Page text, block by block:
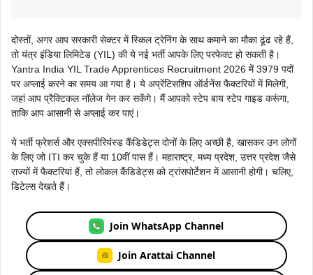
दोस्तों, अगर आप सरकारी सेक्टर में स्किल ट्रेनिंग के साथ कमाने का मौका ढूंढ रहे हैं,
तो यंत्र इंडिया लिमिटेड (YIL) की ये नई भर्ती आपके लिए परफेक्ट हो सकती है।
Yantra India YIL Trade Apprentices Recruitment 2026 में 3979 पदों
पर अप्लाई करने का समय आ गया है। ये अप्रेंटिसशिप ऑर्डनेंस फैक्टरियों में मिलेगी,
जहां आप प्रैक्टिकल नॉलेज गेन कर सकेंगे। मैं आपको स्टेप बाय स्टेप गाइड करूंगा,
ताकि आप आसानी से अप्लाई कर पाएं।
ये भर्ती फ्रेशर्स और एक्सपीरियंस्ड कैंडिडेट्स दोनों के लिए अच्छी है, खासकर उन लोगों
के लिए जो ITI कर चुके हैं या 10वीं पास हैं। महाराष्ट्र, मध्य प्रदेश, उत्तर प्रदेश जैसे
राज्यों में फैक्टरियां हैं, तो लोकल कैंडिडेट्स को ट्रांसपोर्टेशन में आसानी होगी। चलिए,
डिटेल्स देखते हैं।
Join WhatsApp Channel
Join Arattai Channel